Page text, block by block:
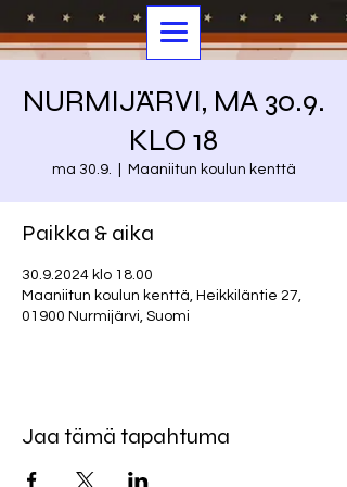
NURMIJÄRVI, MA 30.9.
KLO 18
ma 30.9. Maaniitun koulun kenttä
Paikka & aika
30.9.2024 klo 18.00
Maaniitun koulun kenttä, Heikkiläntie 27,
01900 Nurmijärvi, Suomi
Jaa tämä tapahtuma